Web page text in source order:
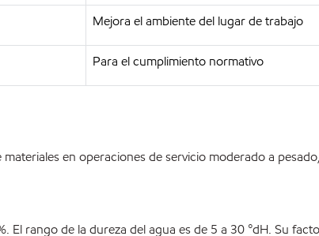
Mejora el ambiente del lugar de trabajo
Para el cumplimiento normativo
en operaciones de servicio moderado a
rango de la dureza del agua es de 5 a 30 °dH. Su